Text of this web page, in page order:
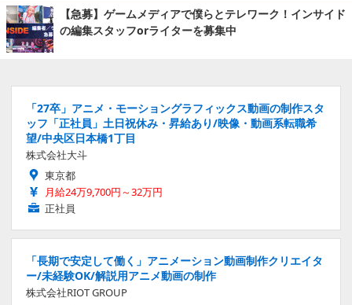
【急募】ゲームメディアで僕らとテレワーク！インサイド
の編集スタッフorライターを募集中
「27卒」アニメ・モーショングラフィックス動画の制作スタ
ッフ「正社員」土日祝休み・昇給あり/映像・動画系転職希
望/中央区日本橋1丁目
株式会社大斗
東京都
月給24万9,700円～32万円
正社員
「長期で安定して働く」アニメーション動画制作クリエイタ
ー/未経験OK/解説用アニメ動画の制作
株式会社RIOT GROUP